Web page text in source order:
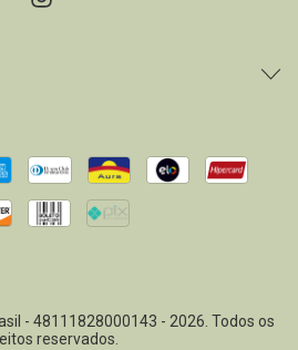
- 48111828000143 - 2026. Todos os
reservados.